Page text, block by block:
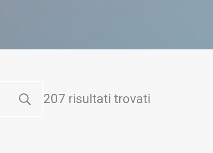
207 risultati trovati